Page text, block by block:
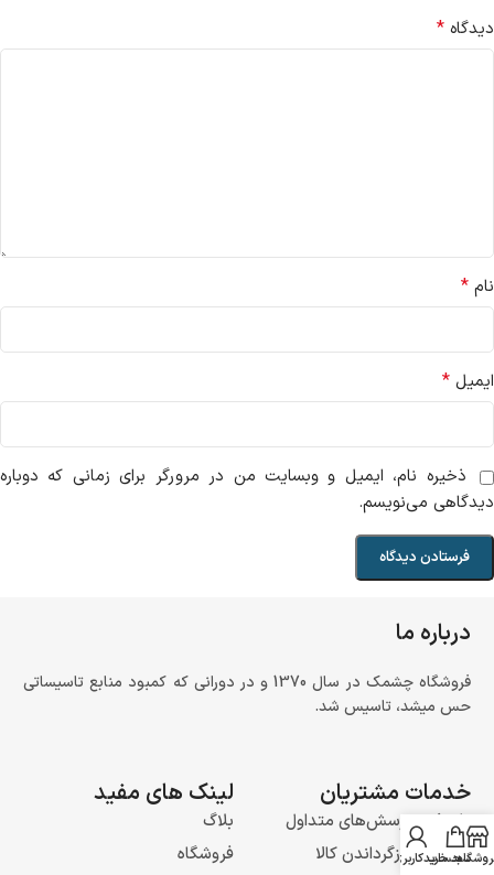
دیدگاه *
نام *
ایمیل *
ذخیره نام، ایمیل و وبسایت من در مرورگر برای زمانی که دوباره
دیدگاهی می‌نویسم.
درباره ما
فروشگاه چشمک در سال 1370 و در دورانی که کمبود منابع تاسیساتی
حس میشد، تاسیس شد.
خدمات مشتریان
پاسخ به پرسش‌های متداول
رویه‌های بازگرداندن کالا
لینک های مفید
بلاگ
فروشگاه
سبد خرید
حساب کاربری من